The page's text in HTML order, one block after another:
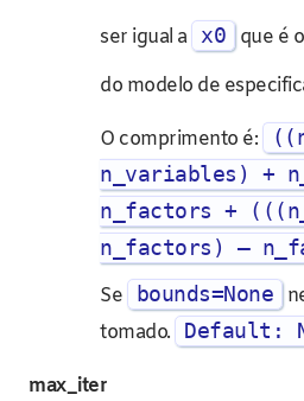
ser igual a x0
que é
do modelo de
O comprimento é:
n_variables) +
n_factors +
n_factors) –
Se bounds=None
tomado.
Default:
max_iter